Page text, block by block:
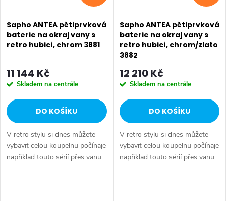
Sapho ANTEA pětiprvková
baterie na okraj vany s
retro hubicí, chrom 3881
11 144 Kč
Skladem na centrále
DO KOŠÍKU
V retro stylu si dnes můžete
vybavit celou koupelnu počínaje
například touto sérií přes vanu
Retro, doplňky Diamond až po
Sapho ANTEA pětiprvková
baterie na okraj vany s
retro hubicí, chrom/zlato
3882
12 210 Kč
Skladem na centrále
DO KOŠÍKU
V retro stylu si dnes můžete
vybavit celou koupelnu počínaje
například touto sérií přes vanu
Retro, doplňky Diamond až po